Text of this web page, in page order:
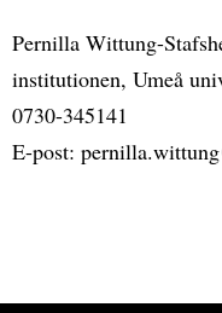
Pernilla Wittung-
institutionen, Umeå
0730-345141
E-post: